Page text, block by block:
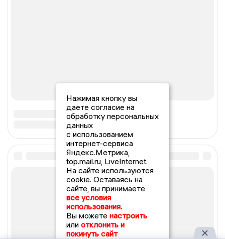
Нажимая кнопку вы
даете согласие на
обработку персональных
данных
с использованием
интернет-сервиса
Яндекс.Метрика,
top.mail.ru, LiveInternet.
На сайте используются
cookie. Оставаясь на
сайте, вы принимаете
все условия
использования.
Вы можете настроить
или отклонить и
покинуть сайт